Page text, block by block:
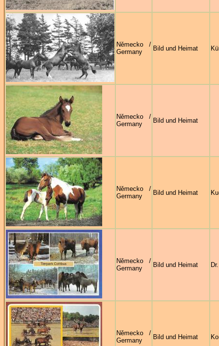
Německo /
Germany
Bild und Heimat
Německo /
Germany
Bild und Heimat
Německo /
Germany
Bild und Heimat
Německo /
Germany
Bild und Heimat
Německo /
Germany
Bild und Heimat